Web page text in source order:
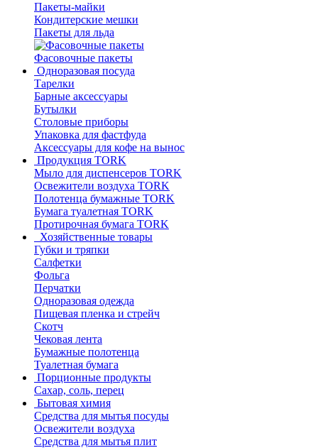
Пакеты-майки
Кондитерские мешки
Пакеты для льда
Фасовочные пакеты
Одноразовая посуда
Тарелки
Барные аксессуары
Бутылки
Столовые приборы
Упаковка для фастфуда
Аксессуары для кофе на вынос
Продукция TORK
Мыло для диспенсеров TORK
Освежители воздуха TORK
Полотенца бумажные TORK
Бумага туалетная TORK
Протирочная бумага TORK
Хозяйственные товары
Губки и тряпки
Салфетки
Фольга
Перчатки
Одноразовая одежда
Пищевая пленка и стрейч
Скотч
Чековая лента
Бумажные полотенца
Туалетная бумага
Порционные продукты
Сахар, соль, перец
Бытовая химия
Средства для мытья посуды
Освежители воздуха
Средства для мытья плит